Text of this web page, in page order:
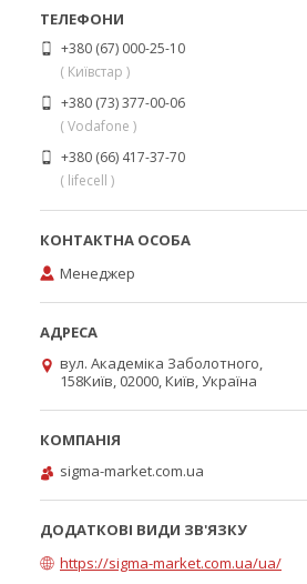
+380 (67) 000-25-10
( Київстар )
+380 (73) 377-00-06
( Vodafone )
+380 (66) 417-37-70
( lifecell )
Менеджер
вул. Академіка Заболотного,
158Київ, 02000, Київ, Україна
sigma-market.com.ua
https://sigma-market.com.ua/ua/